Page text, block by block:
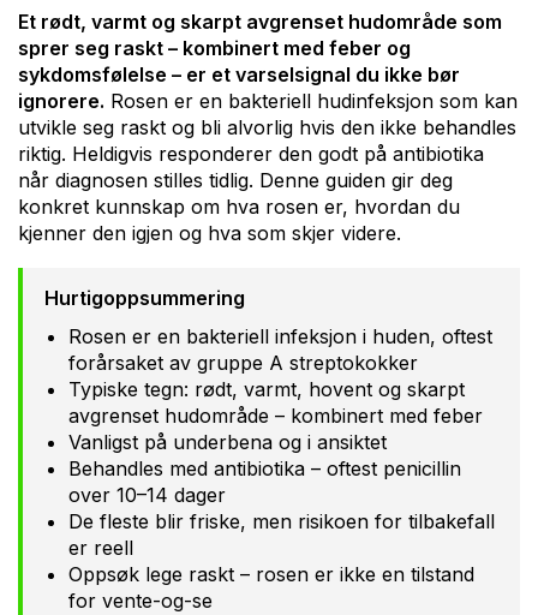
Et rødt, varmt og skarpt avgrenset hudområde som
sprer seg raskt – kombinert med feber og
sykdomsfølelse – er et varselsignal du ikke bør
ignorere. Rosen er en bakteriell hudinfeksjon som kan
utvikle seg raskt og bli alvorlig hvis den ikke behandles
riktig. Heldigvis responderer den godt på antibiotika
når diagnosen stilles tidlig. Denne guiden gir deg
konkret kunnskap om hva rosen er, hvordan du
kjenner den igjen og hva som skjer videre.
Hurtigoppsummering
Rosen er en bakteriell infeksjon i huden, oftest
forårsaket av gruppe A streptokokker
Typiske tegn: rødt, varmt, hovent og skarpt
avgrenset hudområde – kombinert med feber
Vanligst på underbena og i ansiktet
Behandles med antibiotika – oftest penicillin
over 10–14 dager
De fleste blir friske, men risikoen for tilbakefall
er reell
Oppsøk lege raskt – rosen er ikke en tilstand
for vente-og-se